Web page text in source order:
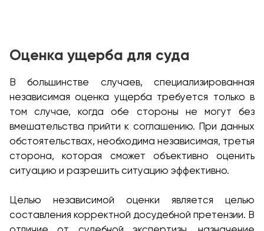
Оценка ущерба для суда
В большинстве случаев, специализированная
независимая оценка ущерба требуется только в
том случае, когда обе стороны не могут без
вмешательства прийти к соглашению. При данных
обстоятельствах, необходима независимая, третья
сторона, которая сможет объективно оценить
ситуацию и разрешить ситуацию эффективно.
Целью независимой оценки является целью
составления корректной досудебной претензии. В